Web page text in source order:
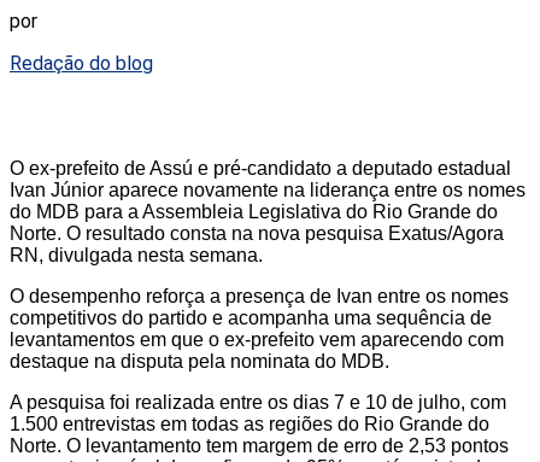
por
Redação do blog
O ex-prefeito de Assú e pré-candidato a deputado estadual
Ivan Júnior aparece novamente na liderança entre os nomes
do MDB para a Assembleia Legislativa do Rio Grande do
Norte. O resultado consta na nova pesquisa Exatus/Agora
RN, divulgada nesta semana.
O desempenho reforça a presença de Ivan entre os nomes
competitivos do partido e acompanha uma sequência de
levantamentos em que o ex-prefeito vem aparecendo com
destaque na disputa pela nominata do MDB.
A pesquisa foi realizada entre os dias 7 e 10 de julho, com
1.500 entrevistas em todas as regiões do Rio Grande do
Norte. O levantamento tem margem de erro de 2,53 pontos